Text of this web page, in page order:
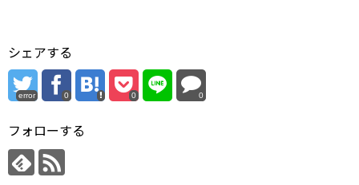
シェアする
error 0 0 0
フォローする